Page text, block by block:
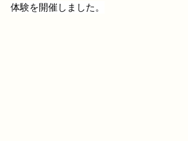
体験を開催しました。